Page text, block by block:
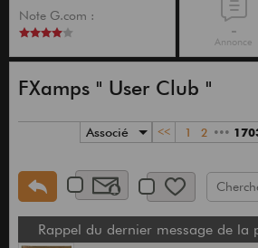
Note G.com :
-
Annonce
FXamps " User Club "
Associé << 1 2 •••
Rappel du dernier message de la